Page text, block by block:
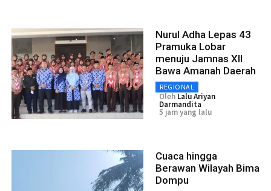
Nurul Adha Lepas 43
Pramuka Lobar
menuju Jamnas XII
Bawa Amanah Daerah
REGIONAL
Oleh Lalu Ariyan
Darmandita
5 jam yang lalu
Cuaca hingga
Berawan Wilayah Bima
Dompu